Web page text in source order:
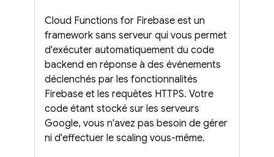
Cloud Functions for Firebase est un
framework sans serveur qui vous permet
d'exécuter automatiquement du code
backend en réponse à des événements
déclenchés par les fonctionnalités
Firebase et les requêtes HTTPS. Votre
code étant stocké sur les serveurs
Google, vous n'avez pas besoin de gérer
ni d'effectuer le scaling vous-même.